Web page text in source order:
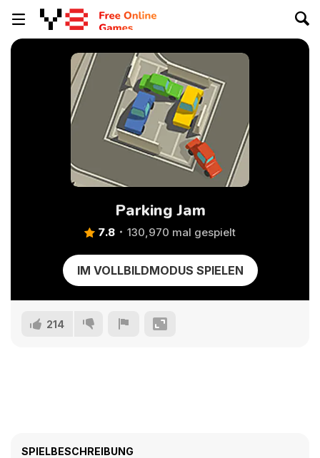
Parking Jam
7.8 130,970 mal gespielt
IM VOLLBILDMODUS SPIELEN
214
SPIELBESCHREIBUNG